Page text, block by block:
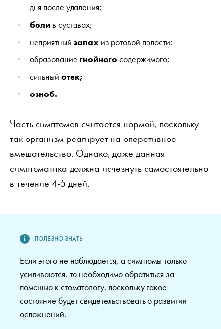
дня после удаления;
боли в суставах;
неприятный запах из ротовой полости;
образование гнойного содержимого;
сильный отек;
озноб.
Часть симптомов считается нормой, поскольку
так организм реагирует на оперативное
вмешательство. Однако, даже данная
симптоматика должна исчезнуть самостоятельно
в течение 4-5 дней.
Если этого не наблюдается, а симптомы только
усиливаются, то необходимо обратиться за
помощью к стоматологу, поскольку такое
состояние будет свидетельствовать о развитии
осложнений.